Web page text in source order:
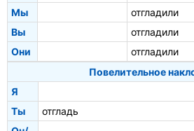
Мы отгладили
Вы
отгладили
Они
отгладили
Повелительное
Я
Ты
отгладь